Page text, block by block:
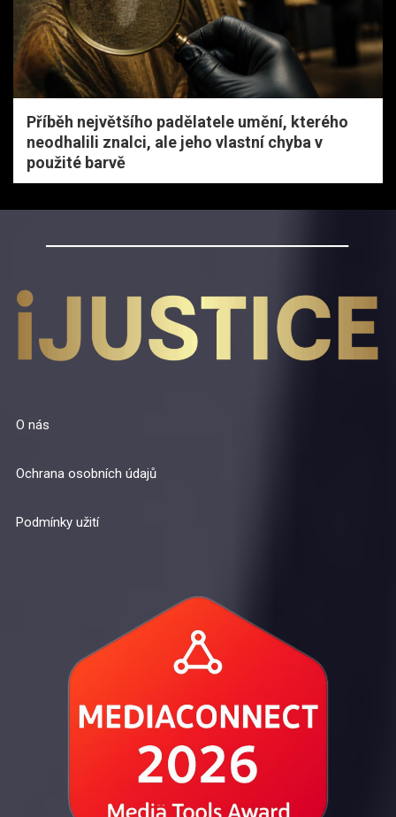
Příběh největšího padělatele umění, kterého
neodhalili znalci, ale jeho vlastní chyba v
použité barvě
O nás
Ochrana osobních údajů
Podmínky užití